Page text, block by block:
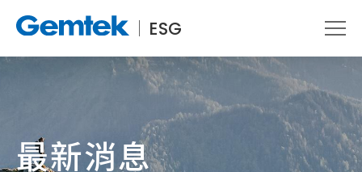
ESG
最新消息